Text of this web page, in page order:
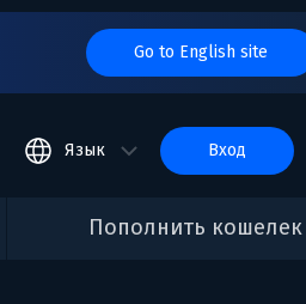
Go to English site
Язык вход
Пополнить кошелек